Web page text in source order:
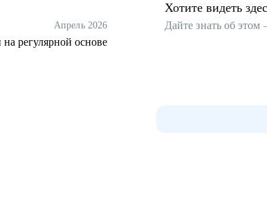
Апрель 2026
на регулярной основе
Хотите видеть
Дайте знать об